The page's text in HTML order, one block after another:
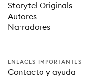
Storytel Originals
Autores
Narradores
ENLACES IMPORTANTES
Contacto y ayuda